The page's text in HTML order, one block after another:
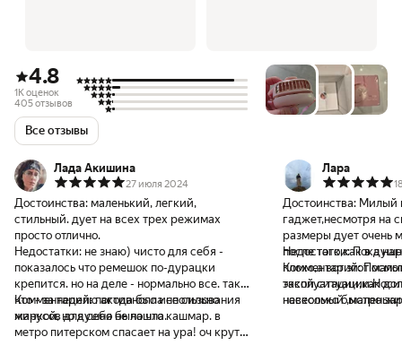
4.8
1K оценок
405 отзывов
Все отзывы
Лада Акишина
27 июля 2024
Достоинства: маленький, легкий,
стильный. дует на всех трех режимах
просто отлично.
Недостатки: не знаю) чисто для себя -
показалось что ремешок по-дурацки
крепится. но на деле - нормально все. так
что - за неделю активного использования
минусов для себя не нашла.
Комментарий: погода была не сильно
жаркой, но душно было что кашмар. в
метро питерском спасает на ура! оч крутой
Лара
Достоинства: Милый
гаджет,несмотря на
размеры дует очень
после того,как в
плохо,а вот этот
такой
невесомый
Недостатки: Пока
Комментарий:
эксплуатации,как
насколько быстро